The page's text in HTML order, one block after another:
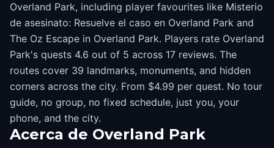
Overland Park, including player favourites like Misterio
de asesinato: Resuelve el caso en Overland Park and
The Oz Escape in Overland Park. Players rate Overland
Park's quests 4.6 out of 5 across 17 reviews. The
routes cover 39 landmarks, monuments, and hidden
corners across the city. From $4.99 per quest. No tour
guide, no group, no fixed schedule, just you, your
phone, and the city.
Acerca de Overland Park